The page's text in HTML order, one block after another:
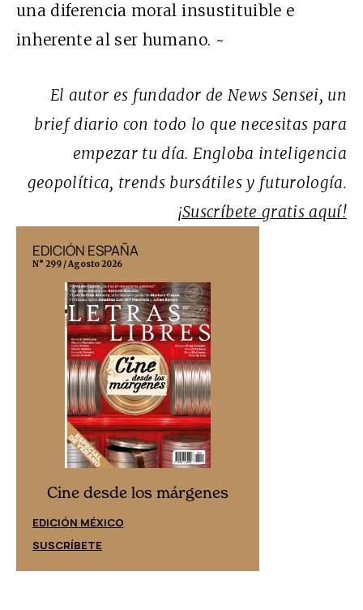
una diferencia moral insustituible e
inherente al ser humano. ~
El autor es fundador de News Sensei, un
brief diario con todo lo que necesitas para
empezar tu día. Engloba inteligencia
geopolítica, trends bursátiles y futurología.
¡Suscríbete gratis aquí!
EDICIÓN ESPAÑA
N° 299 / Agosto 2026
Cine desde los márgenes
EDICIÓN MÉXICO
SUSCRÍBETE